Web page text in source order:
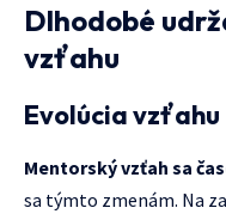
Dlhodobé
vzťahu
Evolúcia vzťahu
Mentorský vzťah sa
sa týmto zmenám. Na